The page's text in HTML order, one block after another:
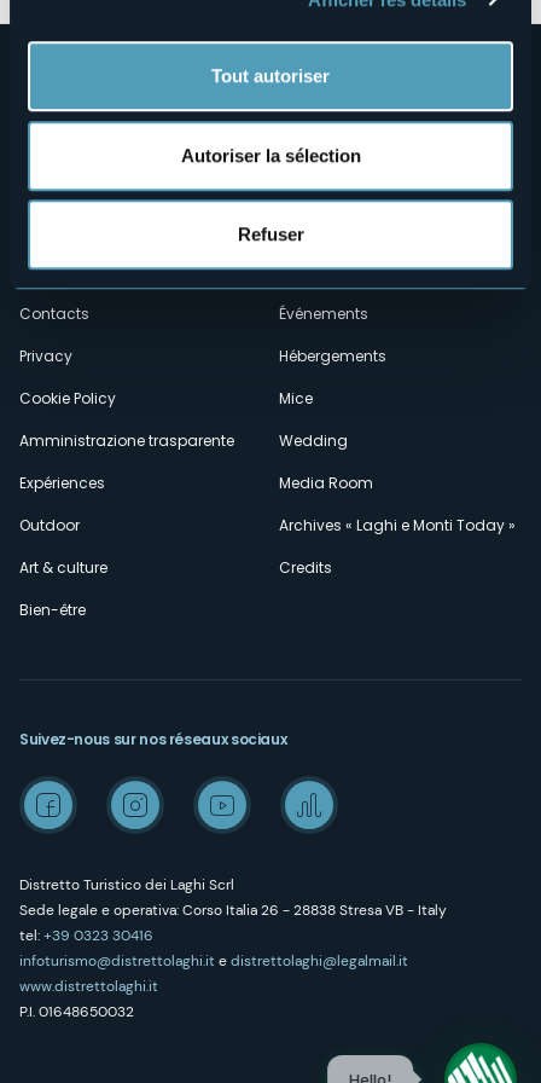
Tout autoriser
Autoriser la sélection
Refuser
secondario
Où sommes-nous?
Contacts
Privacy
Cookie Policy
Amministrazione trasparente
Expériences
Outdoor
Art & culture
Bien-être
Vins & gastronomie
Webcams
Événements
Hébergements
Mice
Wedding
Media Room
Archives « Laghi e Monti Today »
Credits
Distretto Turistico dei Laghi Scrl
Sede legale e operativa: Corso Italia 26 - 28838 Stresa VB - Italy
tel:+39 0323 30416
infoturismo@distrettolaghi.itedistrettolaghi@legalmail.it
www.distrettolaghi.it
P.I. 01648650032
Suivez-nous sur nos réseaux sociaux